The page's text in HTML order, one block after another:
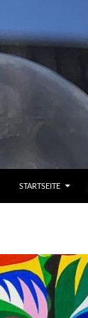
STARTSEITE